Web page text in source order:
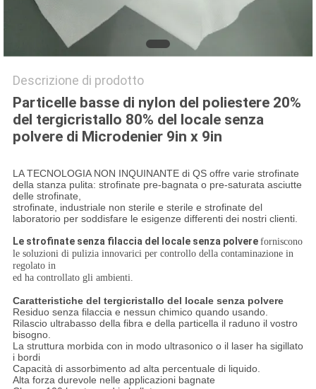
Descrizione di prodotto
Particelle basse di nylon del poliestere 20%
del tergicristallo 80% del locale senza
polvere di Microdenier 9in x 9in
LA TECNOLOGIA NON INQUINANTE di QS offre varie strofinate
della stanza pulita: strofinate pre-bagnata o pre-saturata asciutte
delle strofinate,
strofinate, industriale non sterile e sterile e strofinate del
laboratorio per soddisfare le esigenze differenti dei nostri clienti.
Le strofinate senza filaccia del locale senza polvere forniscono
le soluzioni di pulizia innovarici per controllo della contaminazione in
regolato in
ed ha controllato gli ambienti.
Caratteristiche del tergicristallo del locale senza polvere
Residuo senza filaccia e nessun chimico quando usando.
Rilascio ultrabasso della fibra e della particella il raduno il vostro
bisogno.
La struttura morbida con in modo ultrasonico o il laser ha sigillato
i bordi
Capacità di assorbimento ad alta percentuale di liquido.
Alta forza durevole nelle applicazioni bagnate